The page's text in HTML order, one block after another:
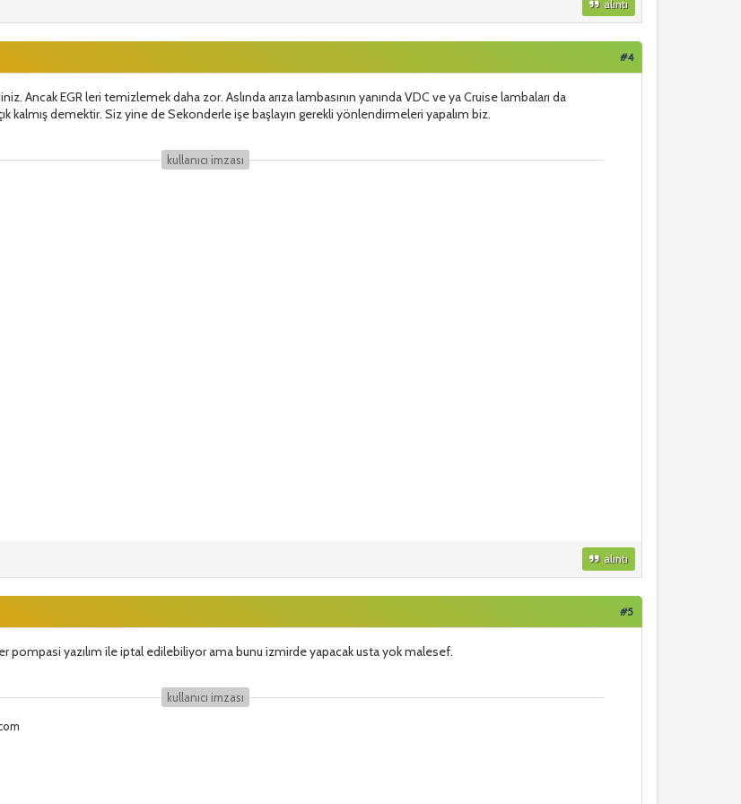
alıntı
#4
Ancak EGR leri temizlemek daha zor. Aslında arıza lambasının yanında VDC ve ya Cruise lambaları da
kalmış demektir. Siz yine de Sekonderle işe başlayın gerekli yönlendirmeleri yapalım biz.
kullanıcı i̇mzası
alıntı
#5
pompasi yazılım ile iptal edilebiliyor ama bunu izmirde yapacak usta yok malesef.
kullanıcı i̇mzası